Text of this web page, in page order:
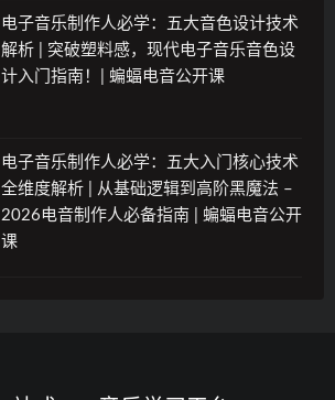
电子音乐制作人必学：五大音色设计技术
解析 | 突破塑料感，现代电子音乐音色设
计入门指南！| 蝙蝠电音公开课
电子音乐制作人必学：五大入门核心技术
全维度解析 | 从基础逻辑到高阶黑魔法 –
2026电音制作人必备指南 | 蝙蝠电音公开
课